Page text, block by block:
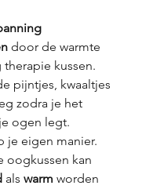
door de warmte
kussen.
pijntjes, kwaaltjes
zodra je het
ogen legt.
je eigen manier.
oogkussen kan
als warm worden